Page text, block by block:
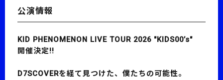
公演情報
KID PHENOMENON LIVE TOUR 2026 "KIDS00’s"
開催決定!!
D7SCOVERを経て見つけた、僕たちの可能性。